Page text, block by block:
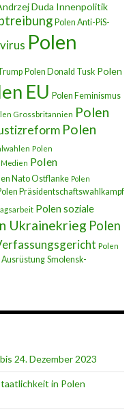
Duda Innenpolitik
Polen Anti-PiS-
Polen
Polen Donald Tusk Polen
EU Polen Feminismus
Grossbritannien Polen
Polen
Polen
Medien Polen
Nato Ostflanke Polen
Präsidentschaftswahlkampf
Polen soziale
Ukrainekrieg Polen
Polen
AusrüstungSmolensk-
24. Dezember 2023
in Polen